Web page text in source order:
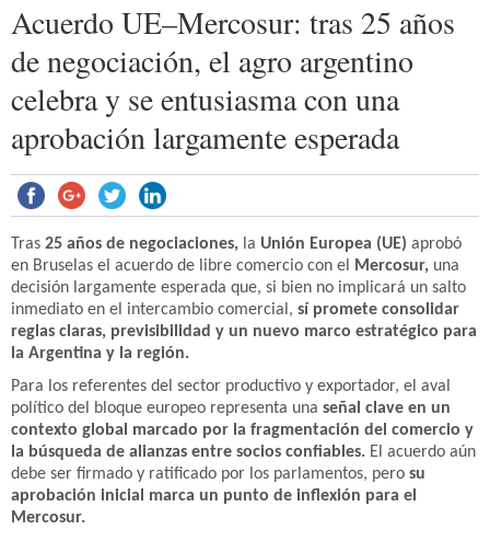
Acuerdo UE–Mercosur: tras 25 años
de negociación, el agro argentino
celebra y se entusiasma con una
aprobación largamente esperada
Tras 25 años de negociaciones, la Unión Europea (UE) aprobó
en Bruselas el acuerdo de libre comercio con el
Mercosur, una
decisión largamente esperada que, si bien no implicará un salto
inmediato en el intercambio comercial, sí promete consolidar
reglas claras, previsibilidad y un nuevo marco estratégico para
la Argentina y la región.
Para los referentes del sector productivo y exportador, el aval
político del bloque europeo representa una señal clave en un
contexto global marcado por la fragmentación del comercio y
la búsqueda de alianzas entre socios confiables. El acuerdo aún
debe ser firmado y ratificado por los parlamentos, pero su
aprobación inicial marca un punto de inflexión para el
Mercosur.